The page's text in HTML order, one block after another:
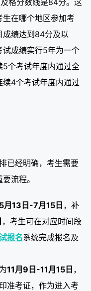
在哪个地区参加考
成绩达到84分及以
试成绩实行5年为一个
5个考试年度内通过全
4个考试年度内通过
已经明确，考生需要
流程。
5月13日-7月15日 ，补
，考生可在对应时间段
报名系统完成报名及
11月9日-11月15日 ，
准考证，作为进入考